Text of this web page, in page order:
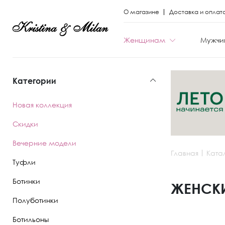
О магазине Доставка и
Женщинам
Новая
Новая
Категории
Новая коллекция
Скидки
Вечерние модели
Туфли
Ботинки
Полуботинки
Ботильоны
Главная